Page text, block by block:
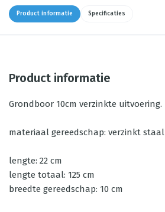
Product informatie Specificaties
Product informatie
Grondboor 10cm verzinkte uitvoering.
materiaal gereedschap: verzinkt staal
lengte: 22 cm
lengte totaal: 125 cm
breedte gereedschap: 10 cm